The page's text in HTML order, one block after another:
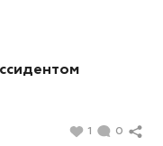
1 0